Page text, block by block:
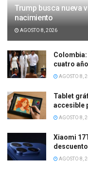
Trump busca nueva
nacimiento
AGOSTO 8, 2026
cuatro
AGOSTO 8,
Tablet
accesible
AGOSTO 8,
Xiaomi
AGOSTO 8,